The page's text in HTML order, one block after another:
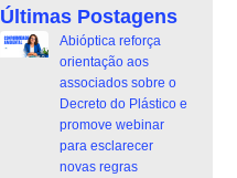
Últimas Postagens
Abióptica reforça
orientação aos
associados sobre o
Decreto do Plástico e
promove webinar
para esclarecer
novas regras